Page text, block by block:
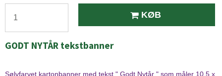
KØB
GODT NYTÅR tekstbanner
Sølvfarvet kartonbanner med tekst " Godt Nytår " som måler 10,5 x